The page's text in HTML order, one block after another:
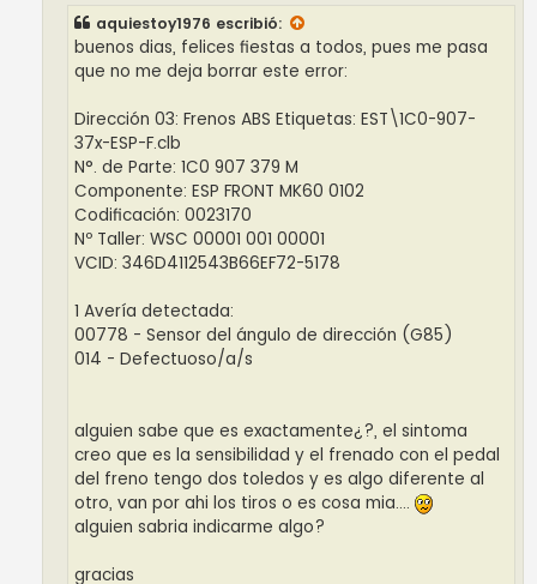
aquiestoy1976 escribió:
buenos dias, felices fiestas a todos, pues me pasa
que no me deja borrar este error:
Dirección 03: Frenos ABS Etiquetas: EST\1C0-907-
37x-ESP-F.clb
N°. de Parte: 1C0 907 379 M
Componente: ESP FRONT MK60 0102
Codificación: 0023170
Nº Taller: WSC 00001 001 00001
VCID: 346D4112543B66EF72-5178
1 Avería detectada:
00778 - Sensor del ángulo de dirección (G85)
014 - Defectuoso/a/s
alguien sabe que es exactamente¿?, el sintoma
creo que es la sensibilidad y el frenado con el pedal
del freno tengo dos toledos y es algo diferente al
otro, van por ahi los tiros o es cosa mia....
alguien sabria indicarme algo?
gracias